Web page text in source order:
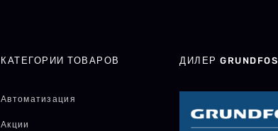
КАТЕГОРИИ ТОВАРОВ
Автоматизация
Акции
ДИЛЕР GRUNDFOS